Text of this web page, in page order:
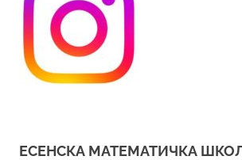
ЕСЕНСКА МАТЕМАТИЧКА